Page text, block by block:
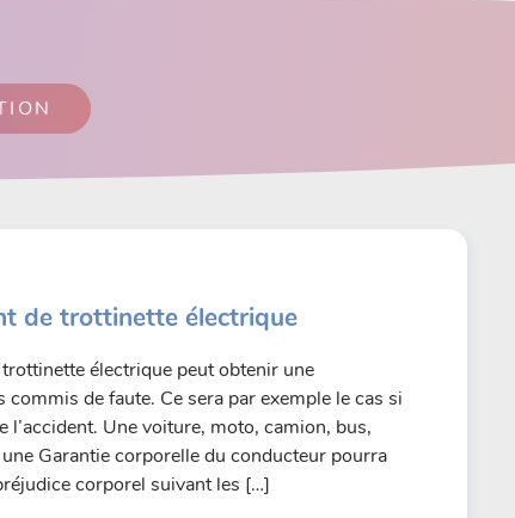
de trottinette électrique
électrique peut obtenir une
commis de faute. Ce sera par exemple le cas si
l’accident. Une voiture, moto, camion, bus,
Garantie corporelle du conducteur pourra
corporel suivant les […]